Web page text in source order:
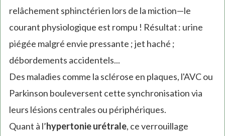
relâchement sphinctérien lors de la miction—le
courant physiologique est rompu ! Résultat : urine
piégée malgré envie pressante ; jet haché ;
débordements accidentels...
Des maladies comme la sclérose en plaques, l'AVC ou
Parkinson bouleversent cette synchronisation via
leurs lésions centrales ou périphériques.
Quant à l’hypertonie urétrale, ce verrouillage